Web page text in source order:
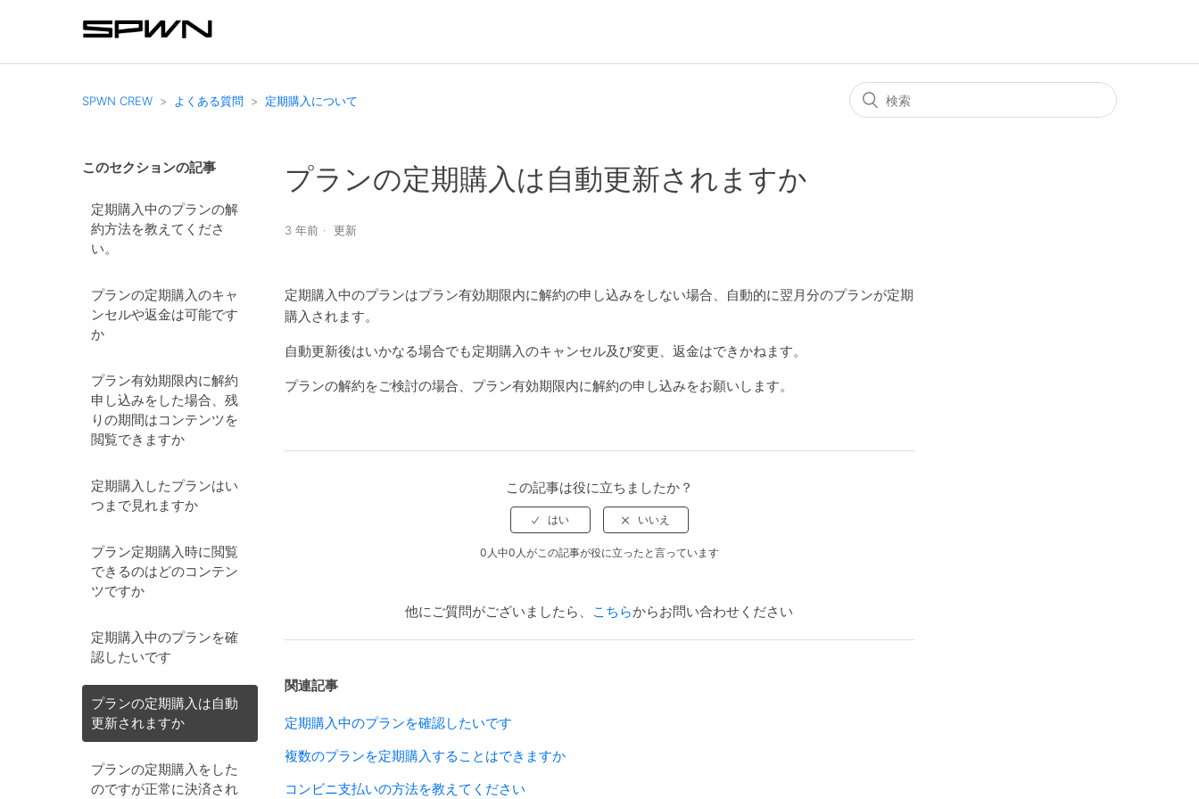
SPWN CREW よくある質問 定期購入について
このセクションの記事
定期購入中のプランの解
約方法を教えてくださ
い。
プランの定期購入のキャ
ンセルや返金は可能です
か
プラン有効期限内に解約
申し込みをした場合、残
りの期間はコンテンツを
閲覧できますか
定期購入したプランはい
つまで見れますか
プラン定期購入時に閲覧
できるのはどのコンテン
ツですか
定期購入中のプランを確
認したいです
プランの定期購入は自動
更新されますか
プランの定期購入をした
のですが正常に決済され
プランの定期購入は自動更新されますか
3 年前 更新
定期購入中のプランはプラン有効期限内に解約の申し込みをしない場合、自動的に翌月分のプランが定期
購入されます。
自動更新後はいかなる場合でも定期購入のキャンセル及び変更、返金はできかねます。
プランの解約をご検討の場合、プラン有効期限内に解約の申し込みをお願いします。
この記事は役に立ちましたか？
0人中0人がこの記事が役に立ったと言っています
他にご質問がございましたら、 こちらからお問い合わせください
関連記事
定期購入中のプランを確認したいです
複数のプランを定期購入することはできますか
コンビニ支払いの方法を教えてください